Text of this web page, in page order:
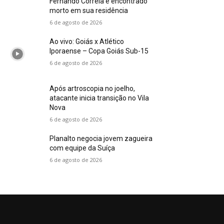
morto em sua residência
6 de agosto de 2026
Ao vivo: Goiás x Atlético
Iporaense – Copa Goiás Sub-15
6 de agosto de 2026
Após artroscopia no joelho,
atacante inicia transição no Vila
Nova
6 de agosto de 2026
Planalto negocia jovem zagueira
com equipe da Suíça
6 de agosto de 2026